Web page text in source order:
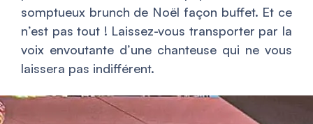
somptueux brunch de Noël façon buffet. Et ce
n’est pas tout ! Laissez-vous transporter par la
voix envoutante d’une chanteuse qui ne vous
laissera pas indifférent.